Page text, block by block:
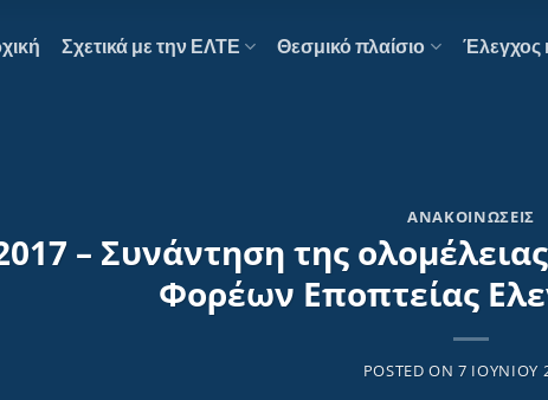
Σχετικά με την ΕΛΤΕ Θεσμικό πλαίσιο Έλεγχος
ΑΝΑΚΟΙΝΏΣΕΙΣ
– Συνάντηση της
Φορέων Εποπτείας
POSTED ON7 ΙΟΥΝΊΟΥ